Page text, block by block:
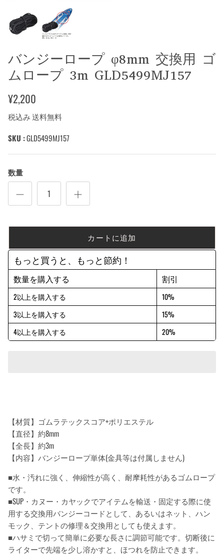
バンジーロープ φ8mm 交換用 ゴ
ムロープ 3m GLD5499MJ157
¥2,200
税込み 送料無料
SKU :GLD5499MJ157
数量
カートに追加
もっと買うと、もっと節約！
数量を購入する 割引
2以上を購入する
10%
3以上を購入する
15%
4以上を購入する
20%
【材質】ゴムラテックスコア+ポリエステル
【直径】約8mm
【全長】約3m
【内容】バンジーロープ単体(金具等は付属しません)
■水・汚れに強く、伸縮性が高く、耐摩耗性があるゴムロープ
です。
■SUP・カヌー・カヤックでアイテムを輸送・固定する際に使
用する交換用バンジーコードとして、あるいはネット、ハン
モック、テントの修理＆交換用としても使えます。
■ハサミで切って簡単に必要な長さに調節可能です。切断後に
ライターで先端を少し溶かすと、ほつれを防止できます。